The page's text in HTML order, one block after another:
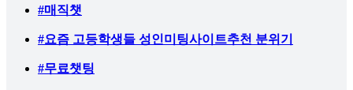
#매직챗
#요즘 고등학생들 성인미팅사이트추천 분위기
#무료챗팅